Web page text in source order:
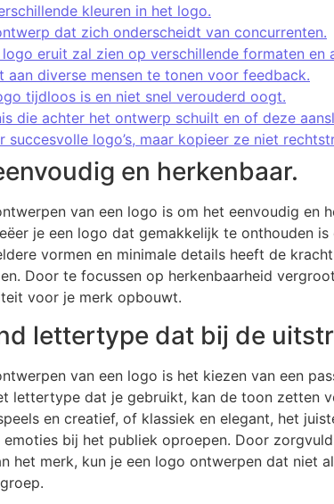
kleuren in het logo.
dat zich onderscheidt van concurrenten.
eruit zal zien op verschillende formaten en
diverse mensen te tonen voor feedback.
tijdloos is en niet snel verouderd oogt.
die achter het ontwerp schuilt en of deze
succesvolle logo’s, maar kopieer ze niet
en herkenbaar.
van een logo is om het eenvoudig en
je een logo dat gemakkelijk te onthouden
vormen en minimale details heeft de
Door te focussen op herkenbaarheid
voor je merk opbouwt.
lettertype dat bij de
van een logo is het kiezen van een
lettertype dat je gebruikt, kan de toon zetten
en creatief, of klassiek en elegant, het
emoties bij het publiek oproepen. Door
het merk, kun je een logo ontwerpen dat niet